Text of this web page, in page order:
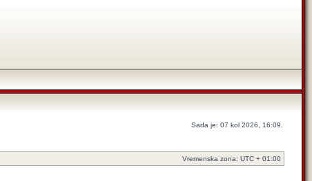
Sada je: 07 kol 2026, 16:09.
Vremenska zona: UTC + 01:00